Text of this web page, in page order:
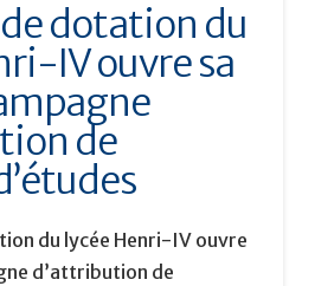
de dotation du
IV ouvre sa
de
du lycée Henri-IV ouvre
d’attribution de